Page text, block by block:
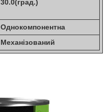
30.0(град.)
Однокомпонентна
Механізований